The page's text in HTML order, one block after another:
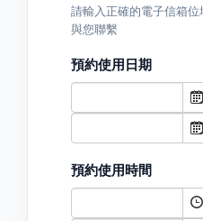
請輸入正確的電子信箱
與您聯繫
預約使用日期
預約使用時間